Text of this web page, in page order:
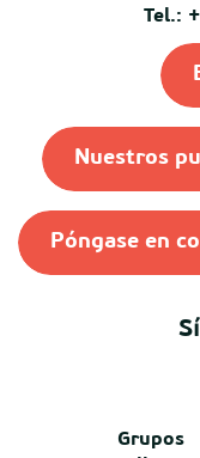
Tel.:
Nuestros
Póngase en
Grupos